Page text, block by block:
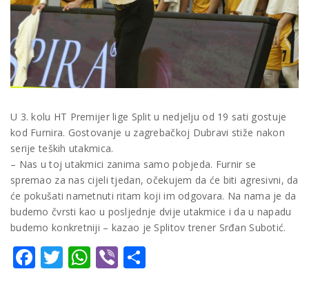
U 3. kolu HT Premijer lige Split u nedjelju od 19 sati gostuje
kod Furnira. Gostovanje u zagrebačkoj Dubravi stiže nakon
serije teških utakmica.
– Nas u toj utakmici zanima samo pobjeda. Furnir se
spremao za nas cijeli tjedan, očekujem da će biti agresivni, da
će pokušati nametnuti ritam koji im odgovara. Na nama je da
budemo čvrsti kao u posljednje dvije utakmice i da u napadu
budemo konkretniji – kazao je Splitov trener Srđan Subotić.
Facebook
Twitter
WhatsApp
Viber